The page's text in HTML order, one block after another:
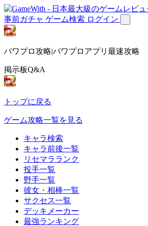
事前ガチャ ゲーム検索 ログイン
パワプロ攻略|パワプロアプリ最速攻略
掲示板Q&A
トップに戻る
ゲーム攻略一覧を見る
キャラ検索
キャラ前後一覧
リセマラランク
投手一覧
野手一覧
彼女・相棒一覧
サクセス一覧
デッキメーカー
最強ランキング